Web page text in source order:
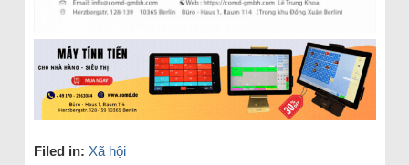
Filed in: Xã hội